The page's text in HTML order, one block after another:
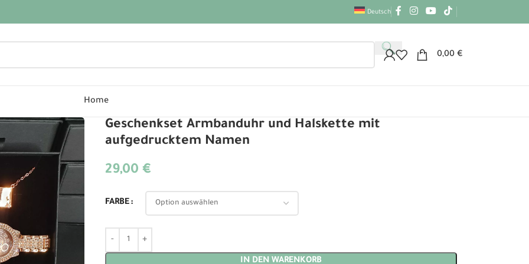
Deutsch
0,00 €
Home
Geschenkset Armbanduhr und Halskette mit
aufgedrucktem Namen
29,00 €
FARBE
IN DEN WARENKORB
Alternative: